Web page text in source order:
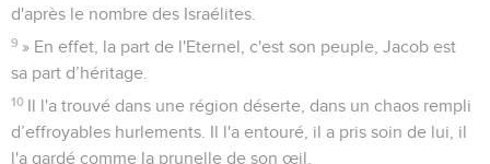
d'après le nombre des Israélites.
9 » En effet, la part de l'Eternel, c'est son peuple, Jacob est
sa part d’héritage.
10 Il l'a trouvé dans une région déserte, dans un chaos rempli
d’effroyables hurlements. Il l'a entouré, il a pris soin de lui, il
l'a gardé comme la prunelle de son œil.